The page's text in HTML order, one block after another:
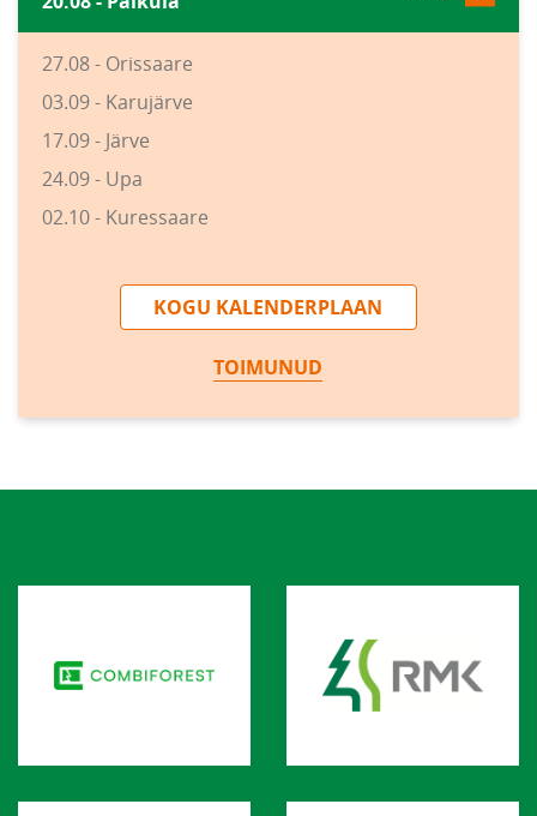
27.08 - Orissaare
03.09 - Karujärve
17.09 - Järve
24.09 - Upa
02.10 - Kuressaare
KOGU KALENDERPLAAN
TOIMUNUD